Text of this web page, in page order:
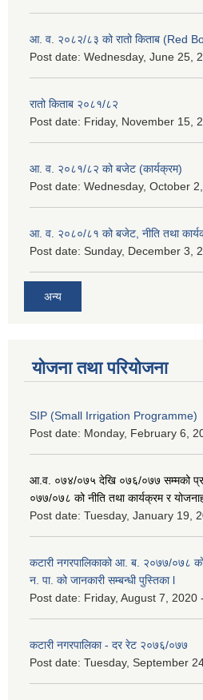
आ. व. २०८२/८३ को रातो किताब (Red
Post date: Wednesday, June 25,
रातो किताब २०८१/८२
Post date: Friday, November 15,
आ. व. २०८१/८२ को बजेट (कार्यक्रम)
Post date: Wednesday, October
आ. व. २०८०/८१ को बजेट, नीति तथा
Post date: Sunday, December 3,
अन्य
योजना तथा परियोजना
SIP (Small Irrigation Programme)
Post date: Monday, February 6,
आ.व. ०७४/०७५ देखि ०७६/०७७ सम्मको
०७७/०७८ को नीति तथा कार्यक्रम र
Post date: Tuesday, January 19,
कटारी नगरपालिकाको आ. ब. २०७७/०७८
न. पा. को जानकारी सम्बन्धी पुस्तिका l
Post date: Friday, August 7, 2020
कटारी नगरपालिका - दर रेट २०७६/०७७
Post date: Tuesday, September